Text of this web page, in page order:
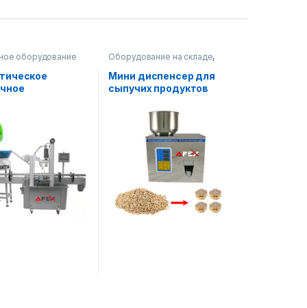
оборудование Оборудование на складе,
Упаковочное оборудование
Диспенсерное оборудование
Мини диспенсер для
сыпучих продуктов